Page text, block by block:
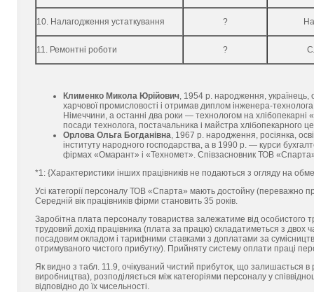
10. Налагодження устаткування ?
11. Ремонтні роботи ?
Клименко Микола Юрійович, 1954 р. народження, українець,
харчової промисловості і отримав диплом інженера-
Німеччини, а останні два роки — технологом на
посади технолога, постачальника і майстра хлібопекарного
Орлова Ольга Богданівна, 1967 р. народження, росіянка,
інституту народного господарства, а в 1990 р. — курси
фірмах «Омарант» і «Техномет». Співзасновник ТОВ
*1: {Характеристики інших працівників не подаються з огляду на
Усі категорії персоналу ТОВ «Спарта» мають достойну (переважно
Середній вік працівників фірми становить 35 років.
Заробітна плата персоналу товариства залежатиме від особистого
трудовий дохід працівника (плата за працю) складатиметься з двох
посадовим окладом і тарифними ставками з доплатами за
отримуваного чистого прибутку). Прийняту систему оплати праці
Як видно з табл. 11.9, очікуваний чистий прибуток, що залишається
виробництва), розподіляється між категоріями персоналу у
відповідно до їх чисельності.